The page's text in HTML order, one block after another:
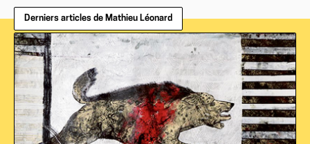
Derniers articles de Mathieu Léonard